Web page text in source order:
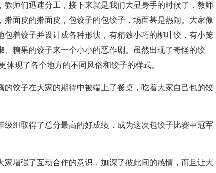
师们迅速分工，接下来就是我们大显身手的时候了，教师
面皮的擀面皮，包饺子的包饺子，场面甚是热闹。大家像
着饺子并设计成各种形状，有精致小巧的柳叶饺，有小笼
糖果的饺子来一个小小的恶作剧。虽然出现了奇怪的饺
现了各个地方的不同风俗和饺子的样式。
饺子在大家的期待中被端上了餐桌，吃着大家自己包的饺
组取得了总分最高的好成绩，成为这次包饺子比赛中冠军
增强了互动合作的意识，加深了彼此间的感情，而且让大